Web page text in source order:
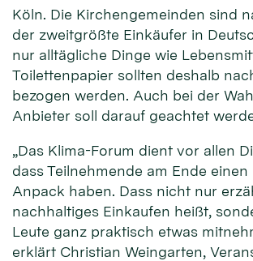
Köln. Die Kirchengemeinden sind
der zweitgrößte Einkäufer in
nur alltägliche Dinge wie
Toilettenpapier sollten deshalb
bezogen werden. Auch bei der
Anbieter soll darauf geachtet
„Das Klima-Forum dient vor allen
dass Teilnehmende am Ende
Anpack haben. Dass nicht nur
nachhaltiges Einkaufen heißt,
Leute ganz praktisch etwas
erklärt Christian Weingarten,